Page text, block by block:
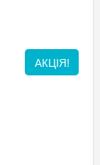
АКЦІЯ!